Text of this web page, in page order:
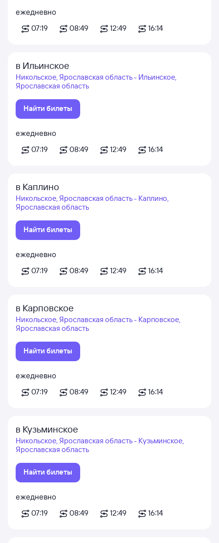
ежедневно
07:19
08:49 12:49 16:14
в Ильинское
Никольское, Ярославская область - Ильинское,
Ярославская область
Найти билеты
ежедневно
07:19
08:49 12:49 16:14
в Каплино
Никольское, Ярославская область - Каплино,
Ярославская область
Найти билеты
ежедневно
07:19
08:49 12:49 16:14
в Карповское
Никольское, Ярославская область - Карповское,
Ярославская область
Найти билеты
ежедневно
07:19
08:49 12:49 16:14
в Кузьминское
Никольское, Ярославская область - Кузьминское,
Ярославская область
Найти билеты
ежедневно
07:19
08:49 12:49 16:14